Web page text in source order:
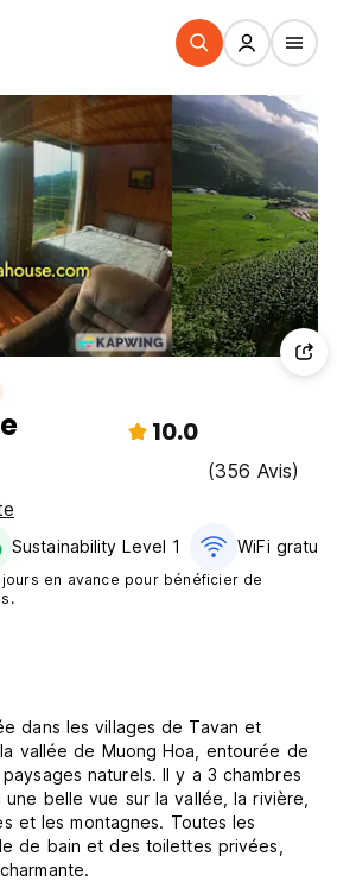
10.0
(356 Avis)
Sustainability Level 1 WiFi gratuit
en avance pour bénéficier de
dans les villages de Tavan et
vallée de Muong Hoa, entourée de
naturels. Il y a 3 chambres
belle vue sur la vallée, la rivière,
et les montagnes. Toutes les
de bain et des toilettes privées,